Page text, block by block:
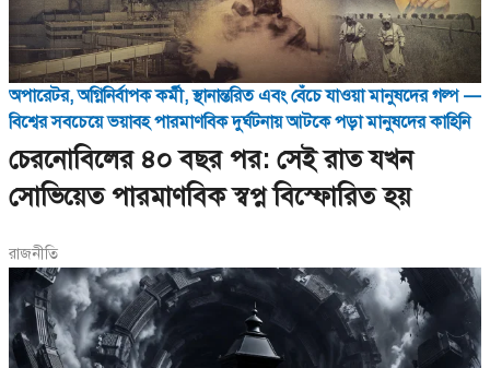
অপারেটর, অগ্নিনির্বাপক কর্মী, স্থানান্তরিত এবং বেঁচে যাওয়া মানুষদের গল্প —
বিশ্বের সবচেয়ে ভয়াবহ পারমাণবিক দুর্ঘটনায় আটকে পড়া মানুষদের কাহিনি
চেরনোবিলের ৪০ বছর পর: সেই রাত যখন
সোভিয়েত পারমাণবিক স্বপ্ন বিস্ফোরিত হয়
রাজনীতি